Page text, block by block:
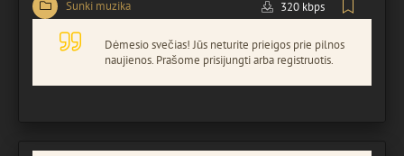
Sunki muzika 320 kbps
Dėmesio svečias! Jūs neturite prieigos prie pilnos
naujienos. Prašome prisijungti arba registruotis.